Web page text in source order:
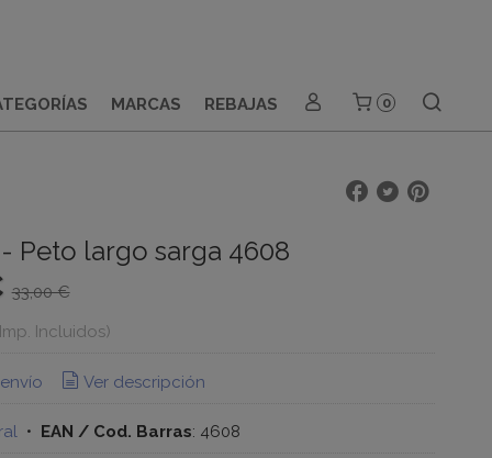
MARCAS REBAJAS 0
Peto largo sarga 4608
33,00 €
Incluidos)
Ver descripción
• EAN / Cod. Barras: 4608